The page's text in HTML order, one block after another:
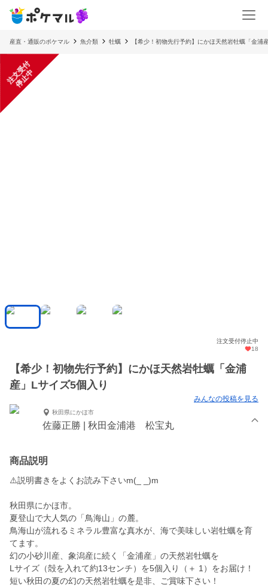
産直・通販のポケマル 魚介類 牡蠣 【希少！初物先行予約】にかほ天然岩牡蠣「金浦
注
文
受
付
停
止
中
注文受付停止中
18
【希少！初物先行予約】にかほ天然岩牡蠣「金浦
産」Lサイズ5個入り
みんなの投稿を見る
秋田県にかほ市
佐藤正勝 | 秋田金浦港 松宝丸
商品説明
⚠️説明書きをよくお読み下さいm(_ _)m
秋田県にかほ市。
夏登山で大人気の「鳥海山」の麓。
鳥海山が流れるミネラル豊富な真水が、海で美味しい岩牡蠣を育
てます。
幻の小砂川産、象潟産に続く「金浦産」の天然岩牡蠣を
Lサイズ（殻を入れて約13センチ）を5個入り（＋ 1）をお届け！
短い秋田の夏の幻の天然岩牡蠣を是非、ご賞味下さい！